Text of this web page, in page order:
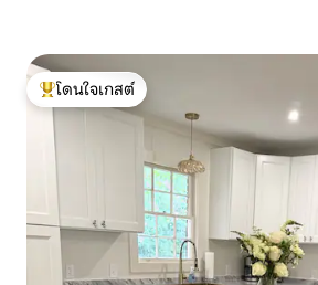
โดนใจเกสต์ที่สุด
โดนใจเกสต์